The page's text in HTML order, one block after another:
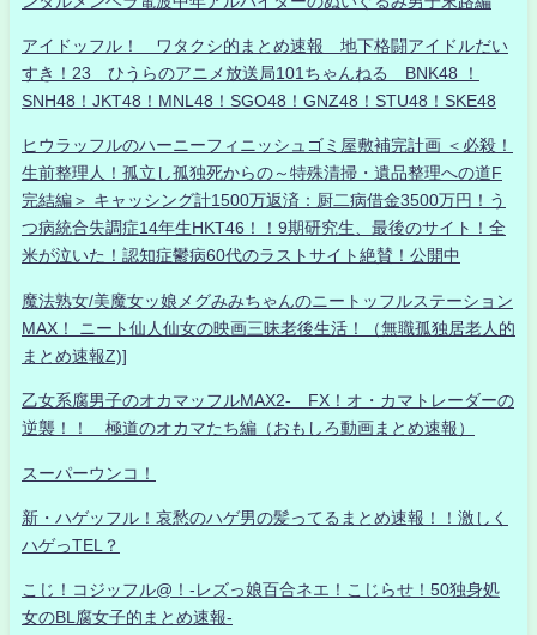
アイドッフル！ ワタクシ的まとめ速報 地下格闘アイドルだい
すき！23 ひうらのアニメ放送局101ちゃんねる BNK48 ！
SNH48！JKT48！MNL48！SGO48！GNZ48！STU48！SKE48
ヒウラッフルのハーニーフィニッシュゴミ屋敷補完計画 ＜必殺！
生前整理人！孤立し孤独死からの～特殊清掃・遺品整理への道F
完結編＞ キャッシング計1500万返済：厨二病借金3500万円！う
つ病統合失調症14年生HKT46！！9期研究生、最後のサイト！全
米が泣いた！認知症鬱病60代のラストサイト絶賛！公開中
魔法熟女/美魔女ッ娘メグみみちゃんのニートッフルステーション
MAX！ ニート仙人仙女の映画三昧老後生活！（無職孤独居老人的
まとめ速報Z)]
乙女系腐男子のオカマッフルMAX2- FX！オ・カマトレーダーの
逆襲！！ 極道のオカマたち編（おもしろ動画まとめ速報）
スーパーウンコ！
新・ハゲッフル！哀愁のハゲ男の髪ってるまとめ速報！！激しく
ハゲっTEL？
こじ！コジッフル@！-レズっ娘百合ネエ！こじらせ！50独身処
女のBL腐女子的まとめ速報-